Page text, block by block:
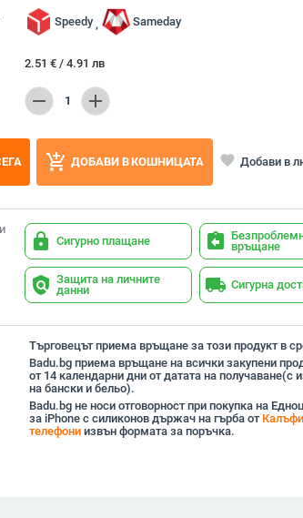
Speedy , Sameday
2.51 € / 4.91 лв
remove 1 add
add_shopping_cart ДОБАВИ В КОШНИЦАТА favorite Добави в
lock Сигурно плащане assignment_return връщане
policy Защита на личните
данни
local_shipping Сигурна
Търговецът приема връщане за този продукт в
Badu.bg приема връщане на всички закупени
от 14 календарни дни от датата на получаване(с
на бански и бельо).
Badu.bg не носи отговорност при покупка на
за iPhone с силиконов държач на гърба от
телефониизвън формата за поръчка.